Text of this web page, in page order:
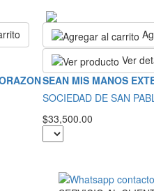
Ver
SEAN MIS MANOS
SOCIEDAD DE SAN
$33,500.00